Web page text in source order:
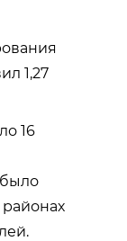
1,27
16